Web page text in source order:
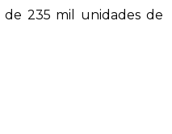
235 mil unidades de